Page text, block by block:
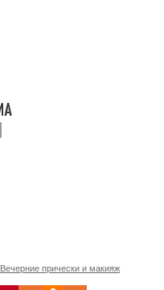
Вечерние прически и макияж